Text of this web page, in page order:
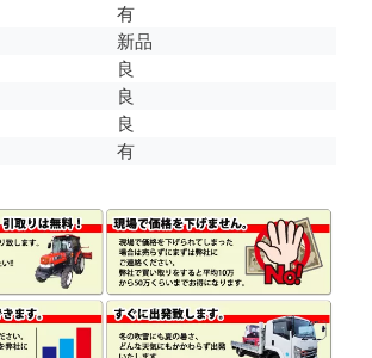
有
新品
良
良
良
有